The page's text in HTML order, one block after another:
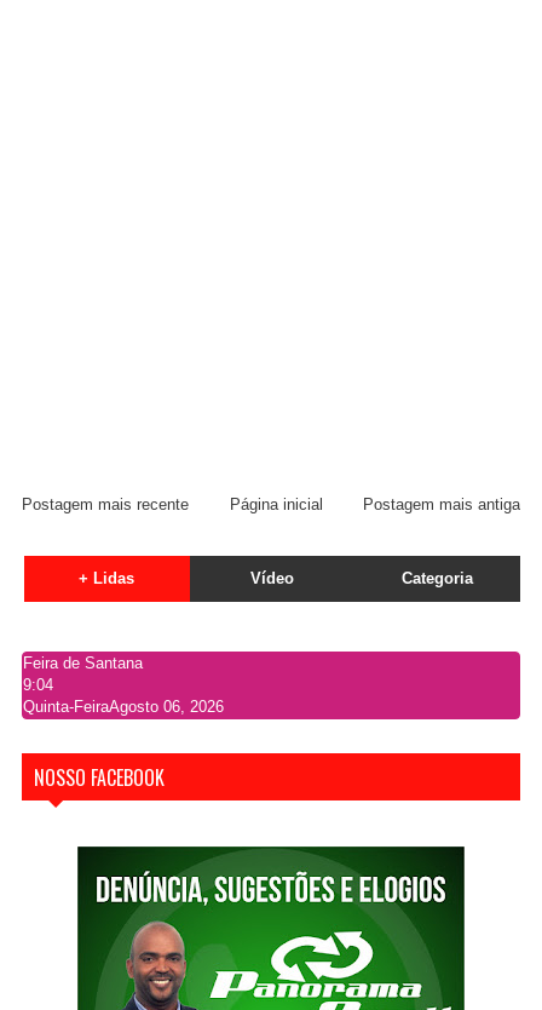
Postagem mais recente Postagem mais antiga
Página inicial
+ Lidas Vídeo Categoria
Feira de Santana
9:04
Quinta-FeiraAgosto 06, 2026
NOSSO FACEBOOK